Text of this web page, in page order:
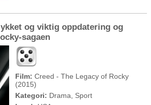
og viktig oppdatering og
sagaen
Film: Creed - The Legacy of Rocky
(2015)
Kategori: Drama, Sport